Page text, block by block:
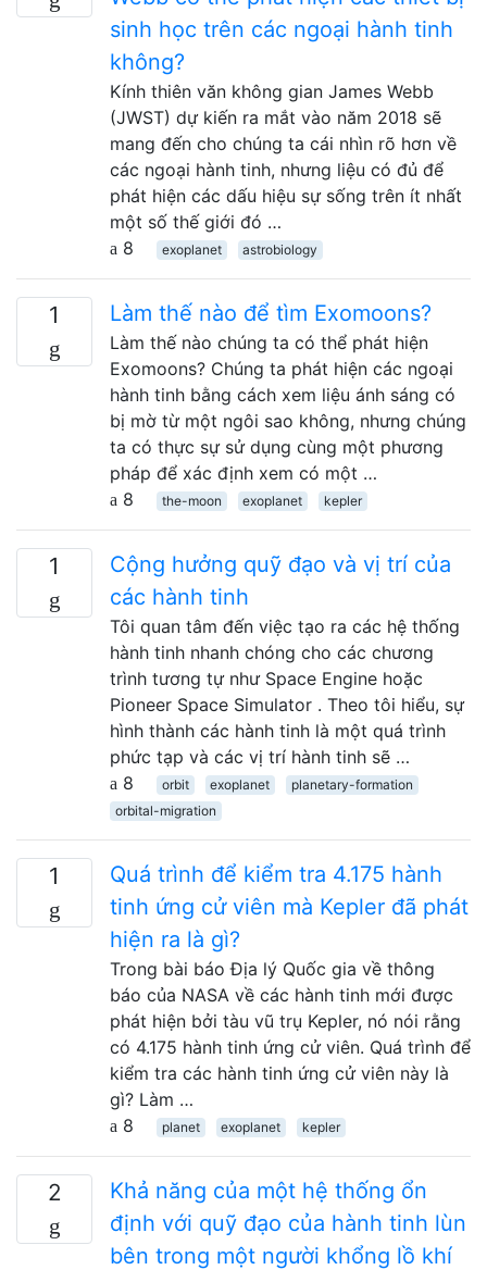
sinh học trên các ngoại hành tinh
không?
Kính thiên văn không gian James Webb
(JWST) dự kiến ​​ra mắt vào năm 2018 sẽ
mang đến cho chúng ta cái nhìn rõ hơn về
các ngoại hành tinh, nhưng liệu có đủ để
phát hiện các dấu hiệu sự sống trên ít nhất
một số thế giới đó …
8
exoplanet astrobiology
1 Làm thế nào để tìm Exomoons?
Làm thế nào chúng ta có thể phát hiện
Exomoons? Chúng ta phát hiện các ngoại
hành tinh bằng cách xem liệu ánh sáng có
bị mờ từ một ngôi sao không, nhưng chúng
ta có thực sự sử dụng cùng một phương
pháp để xác định xem có một …
8
the-moon exoplanet kepler
1
Cộng hưởng quỹ đạo và vị trí của
các hành tinh
Tôi quan tâm đến việc tạo ra các hệ thống
hành tinh nhanh chóng cho các chương
trình tương tự như Space Engine hoặc
Pioneer Space Simulator . Theo tôi hiểu, sự
hình thành các hành tinh là một quá trình
phức tạp và các vị trí hành tinh sẽ …
8
orbit exoplanet
planetary-formation
orbital-migration
1
Quá trình để kiểm tra 4.175 hành
tinh ứng cử viên mà Kepler đã phát
hiện ra là gì?
Trong bài báo Địa lý Quốc gia về thông
báo của NASA về các hành tinh mới được
phát hiện bởi tàu vũ trụ Kepler, nó nói rằng
có 4.175 hành tinh ứng cử viên. Quá trình để
kiểm tra các hành tinh ứng cử viên này là
gì? Làm …
8
planet exoplanet kepler
2
Khả năng của một hệ thống ổn
định với quỹ đạo của hành tinh lùn
bên trong một người khổng lồ khí